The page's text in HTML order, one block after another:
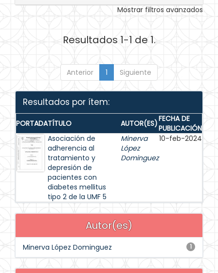
Mostrar filtros avanzados
Resultados 1-1 de 1.
Anterior 1 Siguiente
Resultados por ítem:
PORTADATÍTULO AUTOR(ES)FECHA DE
PUBLICACIÓN
Asociación de
adherencia al
tratamiento y
depresión de
pacientes con
diabetes mellitus
tipo 2 de la UMF 5
Minerva
López
Dominguez
10-feb-2024
Autor(es)
1
Minerva López Dominguez